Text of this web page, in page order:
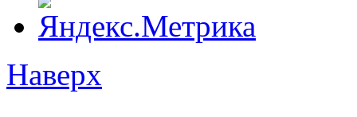
Наверх